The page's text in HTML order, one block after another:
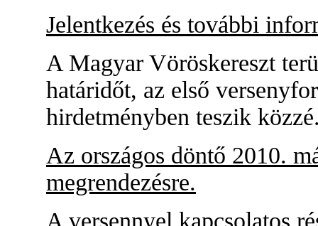
Jelentkezés és további
A Magyar Vöröskereszt
határidőt, az első
hirdetményben teszik
Az országos döntő 2010.
megrendezésre.
A versennyel kapcsolatos